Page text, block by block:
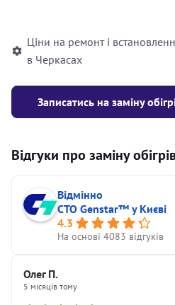
Ціни на ремонт і
в Черкасах
Записатись на заміну
Відгуки про заміну
Відмінно
СТО Genstar™ у Києві
4.3
На основі 4083 відгуків
Олег П.
5 місяців тому